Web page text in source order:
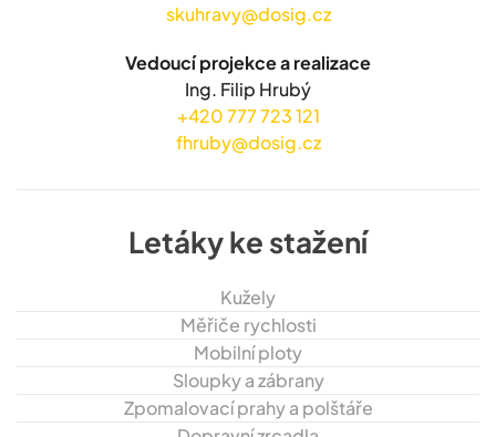
skuhravy@dosig.cz
Vedoucí projekce a realizace
Ing. Filip Hrubý
+420 777 723 121
fhruby@dosig.cz
Letáky ke stažení
Kužely
Měřiče rychlosti
Mobilní ploty
Sloupky a zábrany
Zpomalovací prahy a polštáře